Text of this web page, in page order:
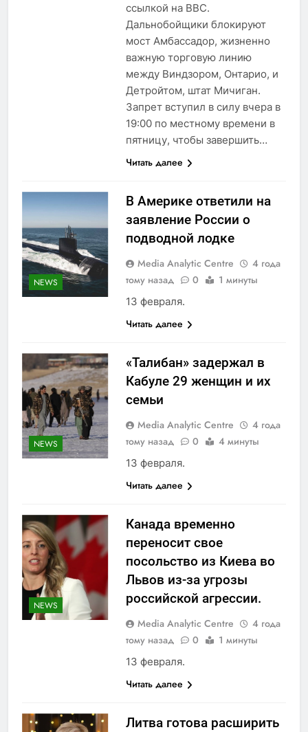
ссылкой на ВВС.
Дальнобойщики блокируют
мост Амбассадор, жизненно
важную торговую линию
между Виндзором, Онтарио, и
Детройтом, штат Мичиган.
Запрет вступил в силу вчера в
19:00 по местному времени в
пятницу, чтобы завершить…
Читать далее
NEWS
В Америке ответили на
заявление России о
подводной лодке
Media Analytic Centre
4 года
тому назад
0 1 минуты
13 февраля.
Читать далее
NEWS
«Талибан» задержал в
Кабуле 29 женщин и их
семьи
Media Analytic Centre
4 года
тому назад
0 4 минуты
13 февраля.
Читать далее
NEWS
Канада временно
переносит свое
посольство из Киева во
Львов из-за угрозы
российской агрессии.
Media Analytic Centre
4 года
тому назад
0 1 минуты
13 февраля.
Читать далее
Литва готова расширить